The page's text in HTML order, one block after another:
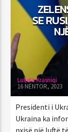
EMISIONI TANI
11:00
SE
Luljeta Krasniqi
16 NËNTOR, 2023
Presidenti i
Ukraina ka
nxisë një luftë